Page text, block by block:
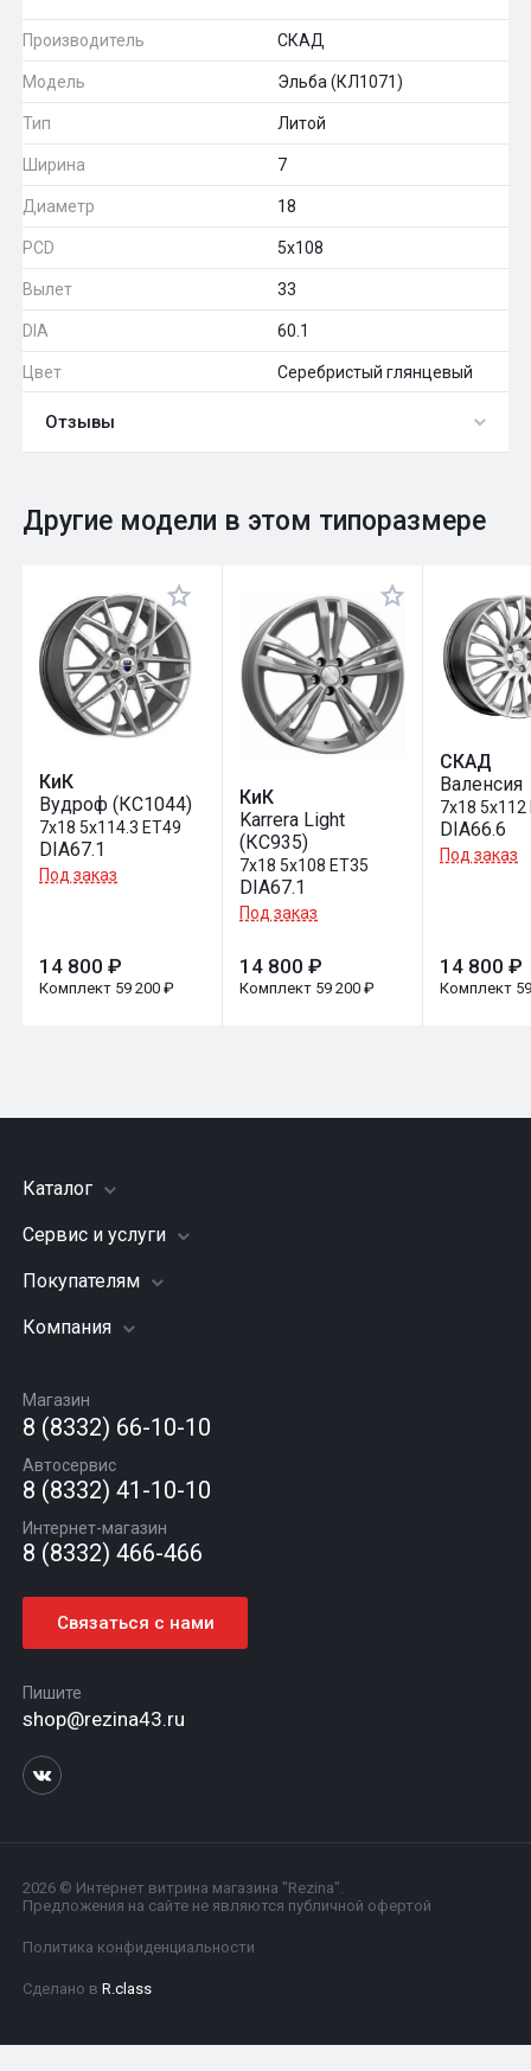
Производитель СКАД
Модель Эльба (КЛ1071)
Тип Литой
Ширина 7
Диаметр 18
PCD 5x108
Вылет 33
DIA 60.1
Цвет Серебристый глянцевый
Отзывы
Оставить отзыв
Общий рейтинг 0
Другие модели в этом типоразмере
КиК
Вудроф (КС1044)
7x18 5x114.3 ET49
DIA67.1
Под заказ
14 800 ₽
Комплект 59 200 ₽
КиК
Karrera Light
(КС935)
7x18 5x108 ET35
DIA67.1
Под заказ
14 800 ₽
Комплект 59 200 ₽
СКАД
Валенсия
7x18 5x112
DIA66.6
Под заказ
14 800 ₽
Комплект
Каталог
Шины
Грузовые шины
Диски
Автомасла
Сервис и услуги
Заправка кондиционера
Подвеска (ходовая часть)
Шиномонтаж
Покупателям
Акции
Гарантии и возврат
Компания
Вакансии
Новости
Статьи
Контакты
Магазин
8 (8332) 66-10-10
Автосервис
8 (8332) 41-10-10
Интернет-магазин
8 (8332) 466-466
Связаться с нами
Пишите
shop@rezina43.ru
2026 © Интернет витрина магазина "Rezina".
Предложения на сайте не являются публичной офертой
Политика конфиденциальности
Сделано в R.class